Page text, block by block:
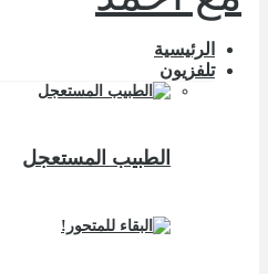
الرئيسية
تلفزيون
الطبيب المستعجل